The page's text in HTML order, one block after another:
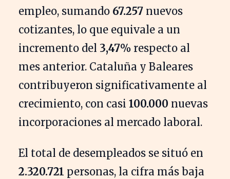
empleo, sumando 67.257 nuevos
cotizantes, lo que equivale a un
incremento del 3,47% respecto al
mes anterior. Cataluña y Baleares
contribuyeron significativamente al
crecimiento, con casi 100.000 nuevas
incorporaciones al mercado laboral.
El total de desempleados se situó en
2.320.721 personas, la cifra más baja